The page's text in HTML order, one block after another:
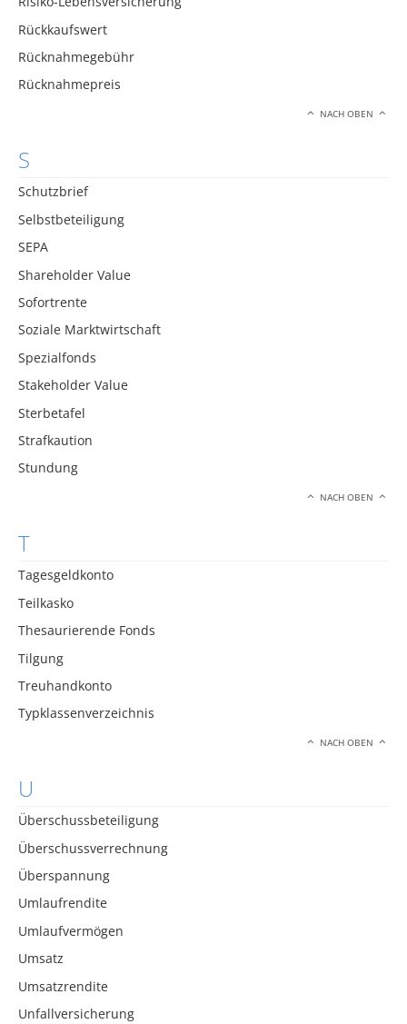
Rückkaufswert
Rücknahmegebühr
Rücknahmepreis
NACH OBEN
S
Schutzbrief
Selbstbeteiligung
SEPA
Shareholder Value
Sofortrente
Soziale Marktwirtschaft
Spezialfonds
Stakeholder Value
Sterbetafel
Strafkaution
Stundung
NACH OBEN
T
Tagesgeldkonto
Teilkasko
Thesaurierende Fonds
Tilgung
Treuhandkonto
Typklassenverzeichnis
NACH OBEN
U
Überschussbeteiligung
Überschussverrechnung
Überspannung
Umlaufrendite
Umlaufvermögen
Umsatz
Umsatzrendite
Unfallversicherung